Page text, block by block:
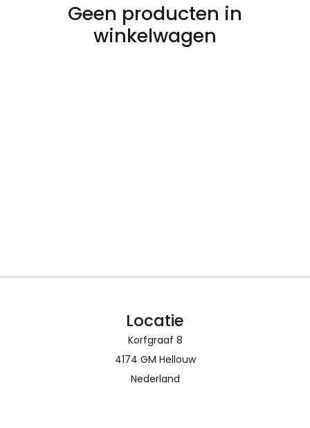
Geen producten in
winkelwagen
Locatie
Korfgraaf 8
4174 GM Hellouw
Nederland